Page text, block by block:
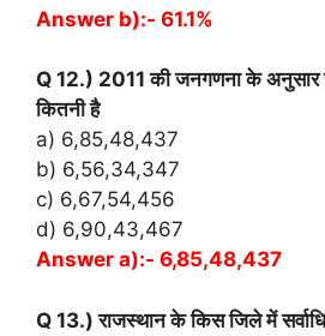
Answer b):- 61.1%
Q 12.) 2011 की जनगणना के अनुसार
कितनी है
a) 6,85,48,437
b) 6,56,34,347
c) 6,67,54,456
d) 6,90,43,467
Answer a):- 6,85,48,437
Q 13.) राजस्थान के किस जिले में